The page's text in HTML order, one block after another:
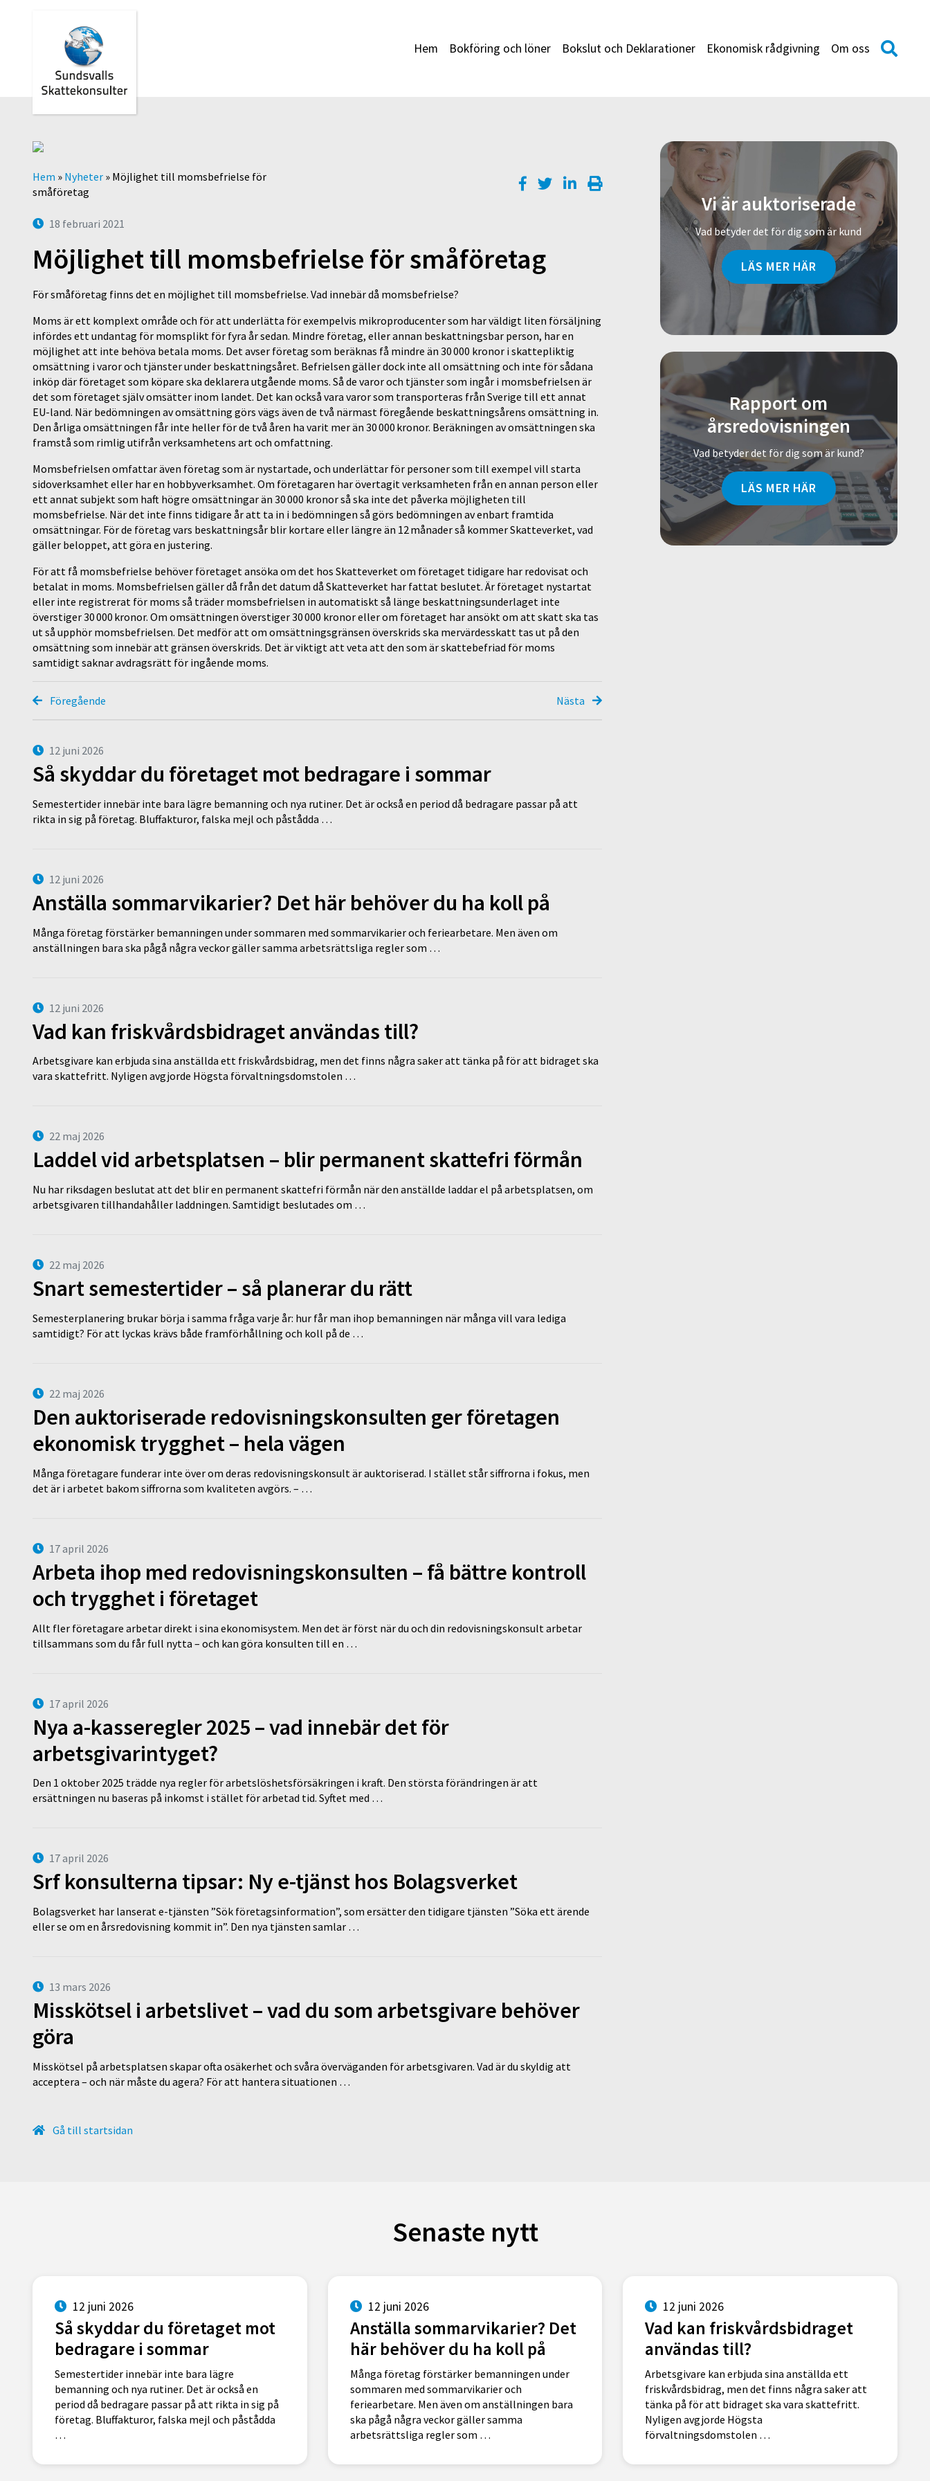
Hem Bokföring och löner Bokslut och Deklarationer Ekonomisk rådgivning Om oss
Hem » Nyheter » Möjlighet till momsbefrielse för
småföretag
18 februari 2021
Möjlighet till momsbefrielse för småföretag
För småföretag finns det en möjlighet till momsbefrielse. Vad innebär då momsbefrielse?
Moms är ett komplext område och för att underlätta för exempelvis mikroproducenter som har väldigt liten försäljning
infördes ett undantag för momsplikt för fyra år sedan. Mindre företag, eller annan beskattningsbar person, har en
möjlighet att inte behöva betala moms. Det avser företag som beräknas få mindre än 30 000 kronor i skattepliktig
omsättning i varor och tjänster under beskattningsåret. Befrielsen gäller dock inte all omsättning och inte för sådana
inköp där företaget som köpare ska deklarera utgående moms. Så de varor och tjänster som ingår i momsbefrielsen är
det som företaget själv omsätter inom landet. Det kan också vara varor som transporteras från Sverige till ett annat
EU-land. När bedömningen av omsättning görs vägs även de två närmast föregående beskattningsårens omsättning in.
Den årliga omsättningen får inte heller för de två åren ha varit mer än 30 000 kronor. Beräkningen av omsättningen ska
framstå som rimlig utifrån verksamhetens art och omfattning.
Momsbefrielsen omfattar även företag som är nystartade, och underlättar för personer som till exempel vill starta
sidoverksamhet eller har en hobbyverksamhet. Om företagaren har övertagit verksamheten från en annan person eller
ett annat subjekt som haft högre omsättningar än 30 000 kronor så ska inte det påverka möjligheten till
momsbefrielse. När det inte finns tidigare år att ta in i bedömningen så görs bedömningen av enbart framtida
omsättningar. För de företag vars beskattningsår blir kortare eller längre än 12 månader så kommer Skatteverket, vad
gäller beloppet, att göra en justering.
För att få momsbefrielse behöver företaget ansöka om det hos Skatteverket om företaget tidigare har redovisat och
betalat in moms. Momsbefrielsen gäller då från det datum då Skatteverket har fattat beslutet. Är företaget nystartat
eller inte registrerat för moms så träder momsbefrielsen in automatiskt så länge beskattningsunderlaget inte
överstiger 30 000 kronor. Om omsättningen överstiger 30 000 kronor eller om företaget har ansökt om att skatt ska tas
ut så upphör momsbefrielsen. Det medför att om omsättningsgränsen överskrids ska mervärdesskatt tas ut på den
omsättning som innebär att gränsen överskrids. Det är viktigt att veta att den som är skattebefriad för moms
samtidigt saknar avdragsrätt för ingående moms.
Föregående Nästa
12 juni 2026
Så skyddar du företaget mot bedragare i sommar
Semestertider innebär inte bara lägre bemanning och nya rutiner. Det är också en period då bedragare passar på att
rikta in sig på företag. Bluffakturor, falska mejl och påstådda …
12 juni 2026
Anställa sommarvikarier? Det här behöver du ha koll på
Många företag förstärker bemanningen under sommaren med sommarvikarier och feriearbetare. Men även om
anställningen bara ska pågå några veckor gäller samma arbetsrättsliga regler som …
12 juni 2026
Vad kan friskvårdsbidraget användas till?
Arbetsgivare kan erbjuda sina anställda ett friskvårdsbidrag, men det finns några saker att tänka på för att bidraget ska
vara skattefritt. Nyligen avgjorde Högsta förvaltningsdomstolen …
22 maj 2026
Laddel vid arbetsplatsen – blir permanent skattefri förmån
Nu har riksdagen beslutat att det blir en permanent skattefri förmån när den anställde laddar el på arbetsplatsen, om
arbetsgivaren tillhandahåller laddningen. Samtidigt beslutades om …
22 maj 2026
Snart semestertider – så planerar du rätt
Semesterplanering brukar börja i samma fråga varje år: hur får man ihop bemanningen när många vill vara lediga
samtidigt? För att lyckas krävs både framförhållning och koll på de …
22 maj 2026
Den auktoriserade redovisningskonsulten ger företagen
ekonomisk trygghet – hela vägen
Många företagare funderar inte över om deras redovisningskonsult är auktoriserad. I stället står siffrorna i fokus, men
det är i arbetet bakom siffrorna som kvaliteten avgörs. – …
17 april 2026
Arbeta ihop med redovisningskonsulten – få bättre kontroll
och trygghet i företaget
Allt fler företagare arbetar direkt i sina ekonomisystem. Men det är först när du och din redovisningskonsult arbetar
tillsammans som du får full nytta – och kan göra konsulten till en …
17 april 2026
Nya a-kasseregler 2025 – vad innebär det för
arbetsgivarintyget?
Den 1 oktober 2025 trädde nya regler för arbetslöshetsförsäkringen i kraft. Den största förändringen är att
ersättningen nu baseras på inkomst i stället för arbetad tid. Syftet med …
17 april 2026
Srf konsulterna tipsar: Ny e-tjänst hos Bolagsverket
Bolagsverket har lanserat e-tjänsten ”Sök företagsinformation”, som ersätter den tidigare tjänsten ”Söka ett ärende
eller se om en årsredovisning kommit in”. Den nya tjänsten samlar …
13 mars 2026
Misskötsel i arbetslivet – vad du som arbetsgivare behöver
göra
Misskötsel på arbetsplatsen skapar ofta osäkerhet och svåra överväganden för arbetsgivaren. Vad är du skyldig att
acceptera – och när måste du agera? För att hantera situationen …
Gå till startsidan
Vi är auktoriserade
Vad betyder det för dig som är kund
LÄS MER HÄR
Rapport om
årsredovisningen
Vad betyder det för dig som är kund?
LÄS MER HÄR
Senaste nytt
12 juni 2026
Så skyddar du företaget mot
bedragare i sommar
Semestertider innebär inte bara lägre
bemanning och nya rutiner. Det är också en
period då bedragare passar på att rikta in sig på
företag. Bluffakturor, falska mejl och påstådda
…
12 juni 2026
Anställa sommarvikarier? Det
här behöver du ha koll på
Många företag förstärker bemanningen under
sommaren med sommarvikarier och
feriearbetare. Men även om anställningen bara
ska pågå några veckor gäller samma
arbetsrättsliga regler som …
12 juni 2026
Vad kan friskvårdsbidraget
användas till?
Arbetsgivare kan erbjuda sina anställda ett
friskvårdsbidrag, men det finns några saker att
tänka på för att bidraget ska vara skattefritt.
Nyligen avgjorde Högsta
förvaltningsdomstolen …